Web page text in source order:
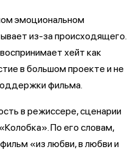
эмоциональном
из-за происходящего.
хейт как
в большом проекте и не
фильма.
в режиссере, сценарии
По его словам,
«из любви, в любви и